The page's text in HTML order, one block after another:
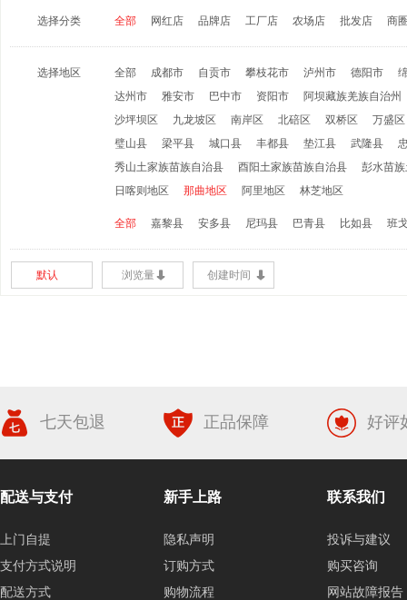
选择分类 全部 网红店 品牌店 工厂店 农场店 批发店 商
选择地区 全部 成都市 自贡市 攀枝花市 泸州市 德阳市
达州市
雅安市 巴中市 资阳市
阿坝藏族羌族自治州
沙坪坝区
九龙坡区 南岸区 北碚区 双桥区
万盛区
璧山县
梁平县 城口县 丰都县 垫江县 武隆县
秀山土家族苗族自治县
酉阳土家族苗族自治县
彭水苗
日喀则地区
那曲地区 阿里地区 林芝地区
全部 嘉黎县 安多县 尼玛县 巴青县 比如县 班
默认 浏览量 创建时间
七天包退 正品保障 好评
配送与支付
上门自提
支付方式说明
配送方式
新手上路
隐私声明
订购方式
购物流程
联系我们
投诉与建议
购买咨询
网站故障报告